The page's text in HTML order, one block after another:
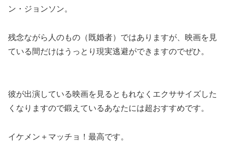
ン・ジョンソン。
残念ながら人のもの（既婚者）ではありますが、映画を見
ている間だけはうっとり現実逃避ができますのでぜひ。
彼が出演している映画を見るともれなくエクササイズした
くなりますので鍛えているあなたには超おすすめです。
イケメン＋マッチョ！最高です。